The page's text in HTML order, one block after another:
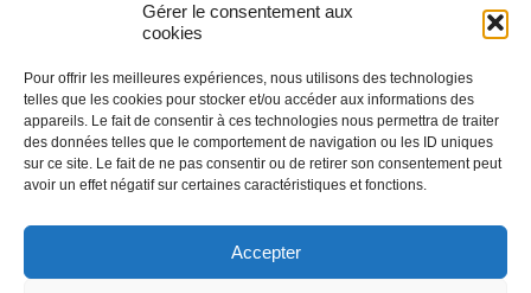
Gérer le consentement aux
cookies
Pour offrir les meilleures expériences, nous utilisons des technologies
telles que les cookies pour stocker et/ou accéder aux informations des
appareils. Le fait de consentir à ces technologies nous permettra de traiter
des données telles que le comportement de navigation ou les ID uniques
sur ce site. Le fait de ne pas consentir ou de retirer son consentement peut
avoir un effet négatif sur certaines caractéristiques et fonctions.
Accepter
Accueil Conception des œuvres
Les collections Photos des Alpes A propos
Livre d’or Contact